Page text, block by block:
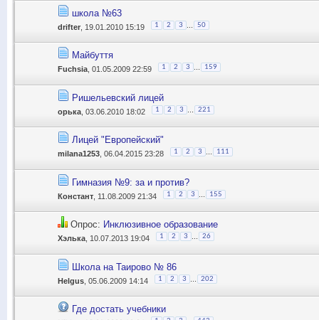
школа №63
drifter , 19.01.2010 15:19 1 2 3 50
Майбуття
Fuchsia , 01.05.2009 22:59 1 2 3 159
Ришельевский лицей
орька , 03.06.2010 18:02 1 2 3 221
Лицей "Европейский"
milana1253 , 06.04.2015 23:28 1 2 3 111
Гимназия №9: за и против?
Констант , 11.08.2009 21:34 1 2 3 155
Опрос: Инклюзивное образование
Хэлька , 10.07.2013 19:04 1 2 3 26
Школа на Таирово № 86
Helgus , 05.06.2009 14:14 1 2 3 202
Где достать учебники